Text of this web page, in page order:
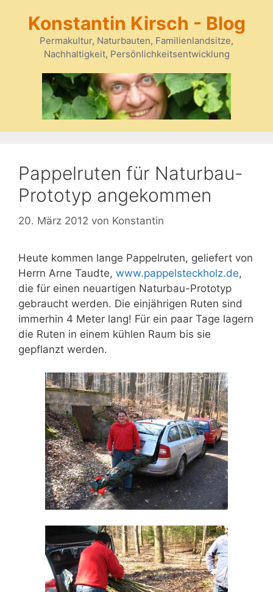
springen
Konstantin Kirsch - Blog
Permakultur, Naturbauten, Familienlandsitze,
Nachhaltigkeit, Persönlichkeitsentwicklung
Pappelruten für Naturbau-
Prototyp angekommen
20. März 2012 von Konstantin
Heute kommen lange Pappelruten, geliefert von
Herrn Arne Taudte, www.pappelsteckholz.de,
die für einen neuartigen Naturbau-Prototyp
gebraucht werden. Die einjährigen Ruten sind
immerhin 4 Meter lang! Für ein paar Tage lagern
die Ruten in einem kühlen Raum bis sie
gepflanzt werden.